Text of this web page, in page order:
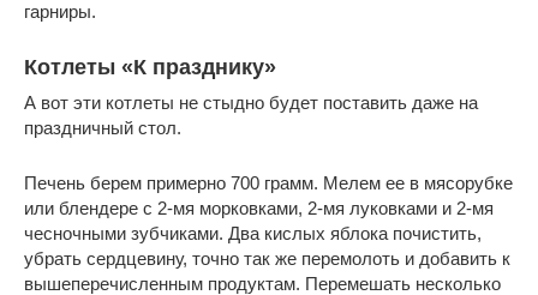
гарниры.
Котлеты «К празднику»
А вот эти котлеты не стыдно будет поставить даже на
праздничный стол.
Печень берем примерно 700 грамм. Мелем ее в мясорубке
или блендере с 2-мя морковками, 2-мя луковками и 2-мя
чесночными зубчиками. Два кислых яблока почистить,
убрать сердцевину, точно так же перемолоть и добавить к
вышеперечисленным продуктам. Перемешать несколько